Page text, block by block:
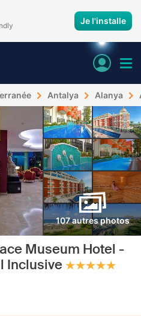
Je l'installe
Antalya Alanya
107 autres photos
Museum Hotel -
Inclusive